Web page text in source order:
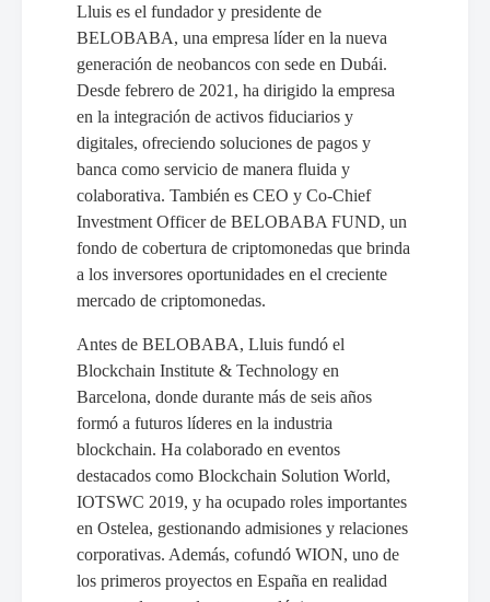
Lluis es el fundador y presidente de
BELOBABA, una empresa líder en la nueva
generación de neobancos con sede en Dubái.
Desde febrero de 2021, ha dirigido la empresa
en la integración de activos fiduciarios y
digitales, ofreciendo soluciones de pagos y
banca como servicio de manera fluida y
colaborativa. También es CEO y Co-Chief
Investment Officer de BELOBABA FUND, un
fondo de cobertura de criptomonedas que brinda
a los inversores oportunidades en el creciente
mercado de criptomonedas.
Antes de BELOBABA, Lluis fundó el
Blockchain Institute & Technology en
Barcelona, donde durante más de seis años
formó a futuros líderes en la industria
blockchain. Ha colaborado en eventos
destacados como Blockchain Solution World,
IOTSWC 2019, y ha ocupado roles importantes
en Ostelea, gestionando admisiones y relaciones
corporativas. Además, cofundó WION, uno de
los primeros proyectos en España en realidad